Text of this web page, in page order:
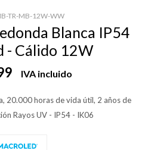
TR-MB-12W-WW
Blanca IP54
- Cálido 12W
IVA incluido
20.000 horas de vida útil, 2 años de
Rayos UV - IP54 - IK06